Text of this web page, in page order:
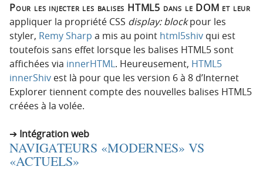
Pour les injecter les balises HTML5 dans le DOM et leur
appliquer la propriété CSS display: blockpour les
styler, Remy Sharp a mis au point html5shiv qui est
toutefois sans effet lorsque les balises HTML5 sont
affichées via innerHTML. Heureusement, HTML5
innerShiv est là pour que les version 6 à 8 d’Internet
Explorer tiennent compte des nouvelles balises HTML5
créées à la volée.
Intégration web
NAVIGATEURS «MODERNES» VS
«ACTUELS»